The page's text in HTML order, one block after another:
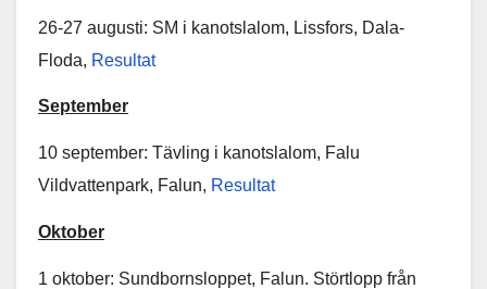
26-27 augusti: SM i kanotslalom, Lissfors, Dala-
Floda, Resultat
September
10 september: Tävling i kanotslalom, Falu
Vildvattenpark, Falun, Resultat
Oktober
1 oktober: Sundbornsloppet, Falun. Störtlopp från